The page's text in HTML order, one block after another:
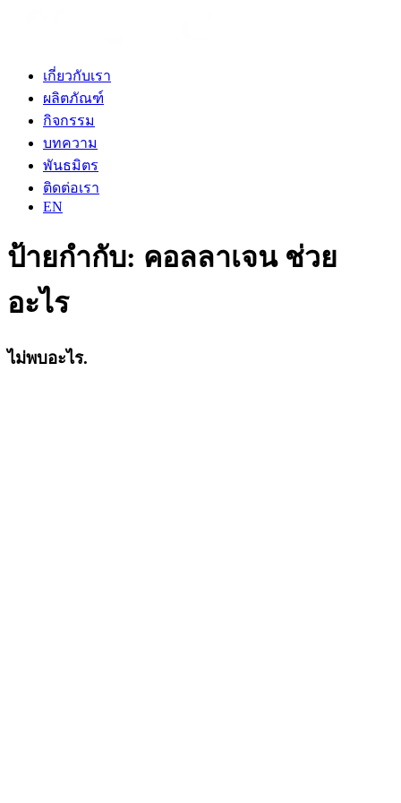
เกี่ยวกับเรา
ผลิตภัณฑ์
กิจกรรม
บทความ
พันธมิตร
ติดต่อเรา
EN
ป้ายกำกับ: คอลลาเจน ช่วย
อะไร
ไม่พบอะไร.